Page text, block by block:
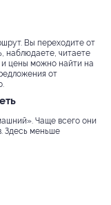
Вы переходите от
наблюдаете, читаете
цены можно найти на
от
Чаще всего они
Здесь меньше